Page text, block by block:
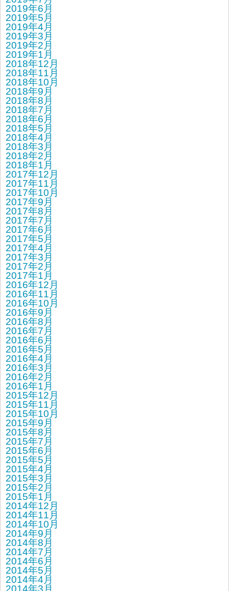
2019年6月
2019年5月
2019年4月
2019年3月
2019年2月
2019年1月
2018年12月
2018年11月
2018年10月
2018年9月
2018年8月
2018年7月
2018年6月
2018年5月
2018年4月
2018年3月
2018年2月
2018年1月
2017年12月
2017年11月
2017年10月
2017年9月
2017年8月
2017年7月
2017年6月
2017年5月
2017年4月
2017年3月
2017年2月
2017年1月
2016年12月
2016年11月
2016年10月
2016年9月
2016年8月
2016年7月
2016年6月
2016年5月
2016年4月
2016年3月
2016年2月
2016年1月
2015年12月
2015年11月
2015年10月
2015年9月
2015年8月
2015年7月
2015年6月
2015年5月
2015年4月
2015年3月
2015年2月
2015年1月
2014年12月
2014年11月
2014年10月
2014年9月
2014年8月
2014年7月
2014年6月
2014年5月
2014年4月
2014年3月